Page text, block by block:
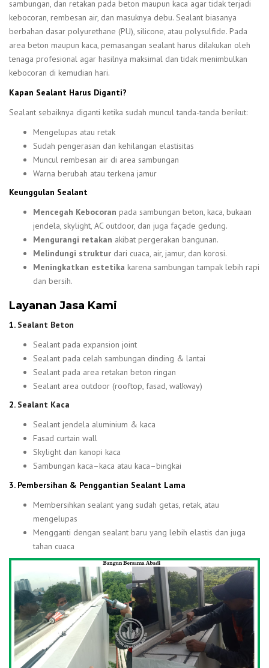
sambungan, dan retakan pada beton maupun kaca agar tidak terjadi
kebocoran, rembesan air, dan masuknya debu. Sealant biasanya
berbahan dasar polyurethane (PU), silicone, atau polysulfide. Pada
area beton maupun kaca, pemasangan sealant harus dilakukan oleh
tenaga profesional agar hasilnya maksimal dan tidak menimbulkan
kebocoran di kemudian hari.
Kapan Sealant Harus Diganti?
Sealant sebaiknya diganti ketika sudah muncul tanda-tanda berikut:
Mengelupas atau retak
Sudah pengerasan dan kehilangan elastisitas
Muncul rembesan air di area sambungan
Warna berubah atau terkena jamur
Keunggulan Sealant
Mencegah Kebocoran pada sambungan beton, kaca, bukaan
jendela, skylight, AC outdoor, dan juga façade gedung.
Mengurangi retakan akibat pergerakan bangunan.
Melindungi struktur dari cuaca, air, jamur, dan korosi.
Meningkatkan estetika karena sambungan tampak lebih rapi
dan bersih.
Layanan Jasa Kami
1. Sealant Beton
Sealant pada expansion joint
Sealant pada celah sambungan dinding & lantai
Sealant pada area retakan beton ringan
Sealant area outdoor (rooftop, fasad, walkway)
2.Sealant Kaca
Sealant jendela aluminium & kaca
Fasad curtain wall
Skylight dan kanopi kaca
Sambungan kaca–kaca atau kaca–bingkai
3. Pembersihan & Penggantian Sealant Lama
Membersihkan sealant yang sudah getas, retak, atau
mengelupas
Mengganti dengan sealant baru yang lebih elastis dan juga
tahan cuaca